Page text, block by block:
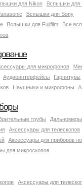
для Nikon
Вспышки для
Вспышки для Sony
Вспышки для Fujifilm
Все
для микрофонов
Аудиоинтерфейсы
Гарнитуры
Наушники и микрофоны
трубы Дальномеры
Аксессуары для телескопов
Аксессуары для приборов
для микроскопов
Аксессуары для